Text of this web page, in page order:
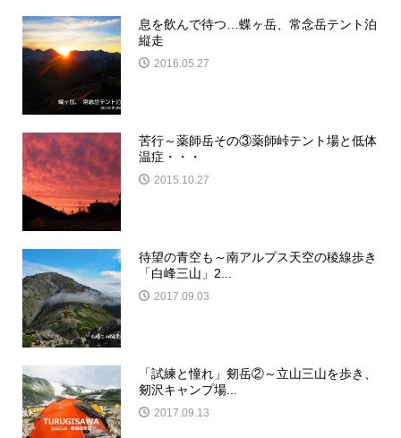
息を飲んで待つ…蝶ヶ岳、常念岳テント泊
縦走
2016.05.27
苦行～薬師岳その③薬師峠テント場と低体
温症・・・
2015.10.27
待望の青空も～南アルプス天空の稜線歩き
「白峰三山」2...
2017.09.03
「試練と憧れ」剱岳②～立山三山を歩き、
剱沢キャンプ場...
2017.09.13